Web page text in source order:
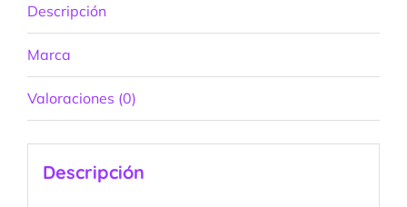
Descripción
Marca
Valoraciones (0)
Descripción